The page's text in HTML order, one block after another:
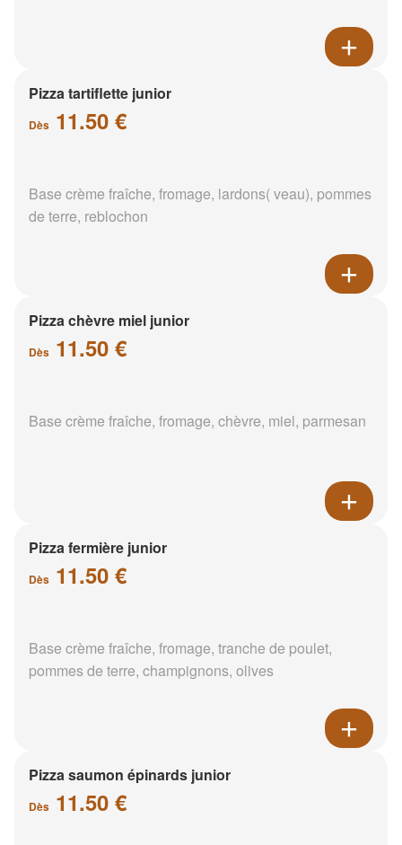
Pizza tartiflette junior
Dès 11.50 €
Base crème fraîche, fromage, lardons( veau), pommes
de terre, reblochon
Pizza chèvre miel junior
Dès 11.50 €
Base crème fraîche, fromage, chèvre, miel, parmesan
Pizza fermière junior
Dès 11.50 €
Base crème fraîche, fromage, tranche de poulet,
pommes de terre, champignons, olives
Pizza saumon épinards junior
Dès 11.50 €